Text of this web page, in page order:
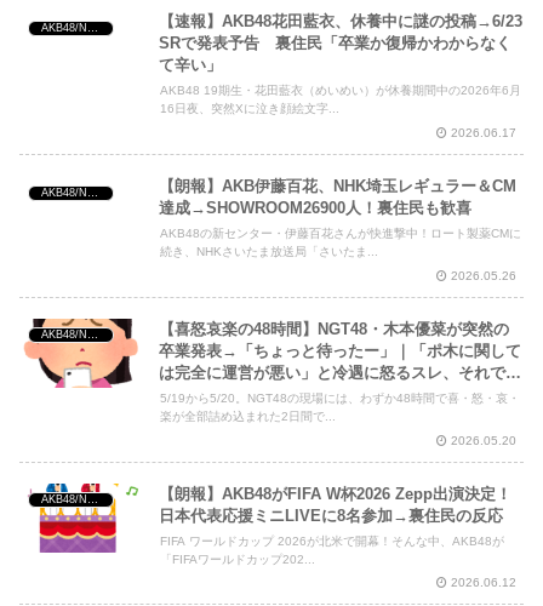
【速報】AKB48花田藍衣、休養中に謎の投稿→6/23
SRで発表予告 裏住民「卒業か復帰かわからなく
て辛い」
AKB48 19期生・花田藍衣（めいめい）が休養期間中の2026年6月
16日夜、突然Xに泣き顔絵文字...
2026.06.17
【朗報】AKB伊藤百花、NHK埼玉レギュラー＆CM
達成→SHOWROOM26900人！裏住民も歓喜
AKB48の新センター・伊藤百花さんが快進撃中！ロート製薬CMに
続き、NHKさいたま放送局「さいたま...
2026.05.26
AKB48/NGT48/他アイドル
【喜怒哀楽の48時間】NGT48・木本優菜が突然の
卒業発表→「ちょっと待ったー」｜「ポ木に関して
は完全に運営が悪い」と冷遇に怒るスレ、それでも
妹が綴った「えらかった」の6文字
5/19から5/20。NGT48の現場には、わずか48時間で喜・怒・哀・
楽が全部詰め込まれた2日間で...
2026.05.20
AKB48/NGT48/他アイドル
【朗報】AKB48がFIFA W杯2026 Zepp出演決定！
日本代表応援ミニLIVEに8名参加→裏住民の反応
FIFA ワールドカップ 2026が北米で開幕！そんな中、AKB48が
「FIFAワールドカップ202...
2026.06.12